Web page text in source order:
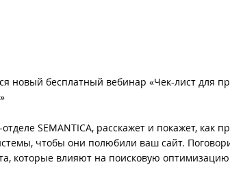
новый бесплатный вебинар «Чек-лист для
SEMANTICA, расскажет и покажет, как
чтобы они полюбили ваш сайт.
которые влияют на поисковую